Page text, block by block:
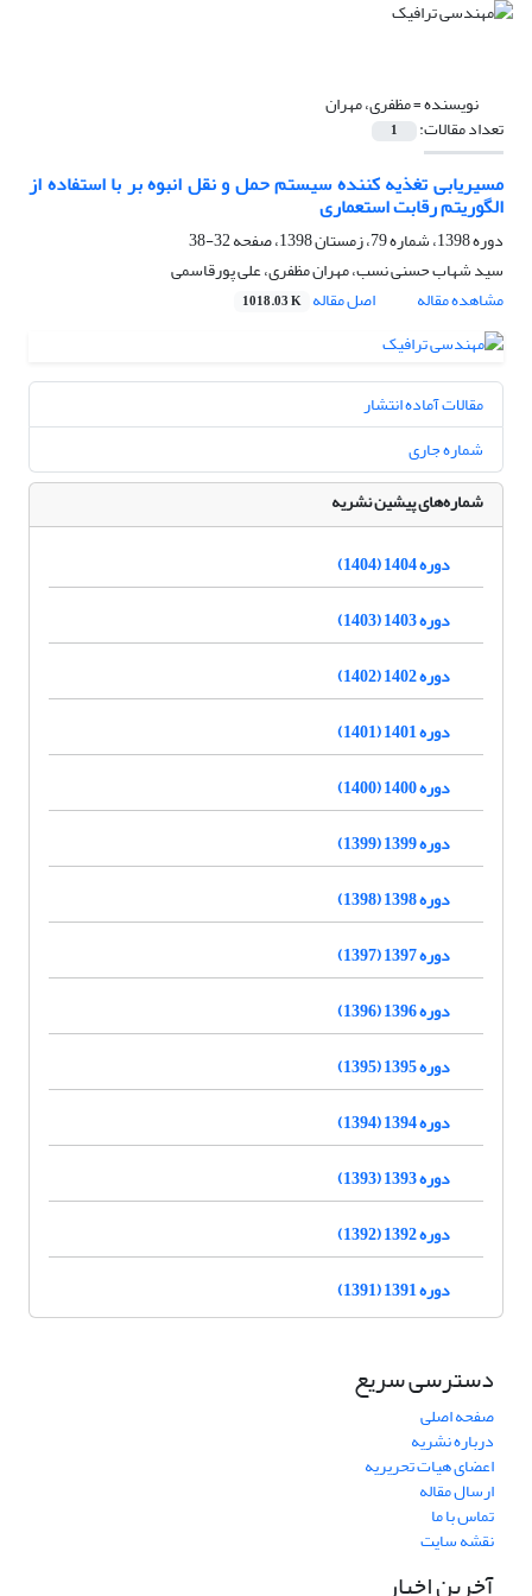
نویسنده =مظفری، مهران
تعداد مقالات: 1
مسیریابی تغذیه کننده سیستم حمل و نقل انبوه بر با استفاده از
الگوریتم رقابت استعماری
دوره 1398، شماره 79، زمستان 1398، صفحه
32-38
سید شهاب حسنی نسب، مهران مظفری، علی پورقاسمی
مشاهده مقاله
اصل مقاله 1018.03 K
مقالات آماده انتشار
شماره جاری
شماره‌های پیشین نشریه
دوره 1404 (1404)
دوره 1403 (1403)
دوره 1402 (1402)
دوره 1401 (1401)
دوره 1400 (1400)
دوره 1399 (1399)
دوره 1398 (1398)
دوره 1397 (1397)
دوره 1396 (1396)
دوره 1395 (1395)
دوره 1394 (1394)
دوره 1393 (1393)
دوره 1392 (1392)
دوره 1391 (1391)
دسترسی سریع
صفحه اصلی
درباره نشریه
اعضای هیات تحریریه
ارسال مقاله
تماس با ما
نقشه سایت
آخرین اخبار